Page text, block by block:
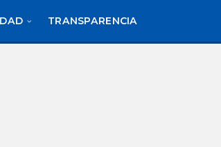
TRANSPARENCIA